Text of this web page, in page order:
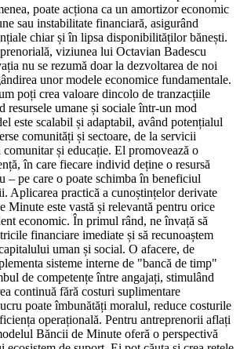
poate acționa ca un amortizor economic
sau instabilitate financiară, asigurând
chiar și în lipsa disponibilităților bănești.
viziunea lui Octavian Badescu
nu se rezumă doar la dezvoltarea de noi
unor modele economice fundamentale.
poți crea valoare dincolo de tranzacțiile
resursele umane și sociale într-un mod
este scalabil și adaptabil, având potențialul
comunități și sectoare, de la servicii
și educație. El promovează o
în care fiecare individ deține o resursă
– pe care o poate schimba în beneficiul
Aplicarea practică a cunoștințelor derivate
Minute este vastă și relevantă pentru orice
economic. În primul rând, ne învață să
financiare imediate și să recunoaștem
uman și social. O afacere, de
sisteme interne de "bancă de timp"
de competențe între angajați, stimulând
continuă fără costuri suplimentare
poate îmbunătăți moralul, reduce costurile
operațională. Pentru antreprenorii aflați
Băncii de Minute oferă o perspectivă